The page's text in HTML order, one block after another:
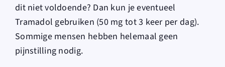
dit niet voldoende? Dan kun je eventueel
Tramadol gebruiken (50 mg tot 3 keer per dag).
Sommige mensen hebben helemaal geen
pijnstilling nodig.